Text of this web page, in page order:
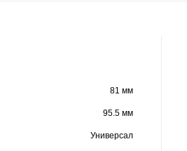
81 мм
95.5 мм
Универсал